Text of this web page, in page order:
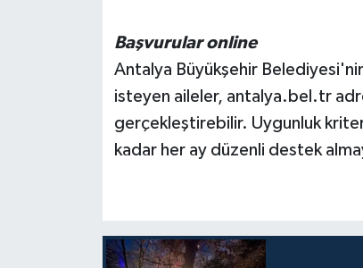
Başvurular online
Antalya Büyükşehir
isteyen aileler, antalya.bel.tr
gerçekleştirebilir. Uygunluk
kadar her ay düzenli destek